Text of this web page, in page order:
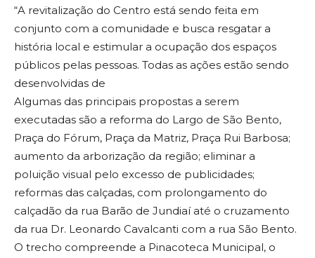
“A revitalização do Centro está sendo feita em
conjunto com a comunidade e busca resgatar a
história local e estimular a ocupação dos espaços
públicos pelas pessoas. Todas as ações estão sendo
desenvolvidas de
Algumas das principais propostas a serem
executadas são a reforma do Largo de São Bento,
Praça do Fórum, Praça da Matriz, Praça Rui Barbosa;
aumento da arborização da região; eliminar a
poluição visual pelo excesso de publicidades;
reformas das calçadas, com prolongamento do
calçadão da rua Barão de Jundiaí até o cruzamento
da rua Dr. Leonardo Cavalcanti com a rua São Bento.
O trecho compreende a Pinacoteca Municipal, o